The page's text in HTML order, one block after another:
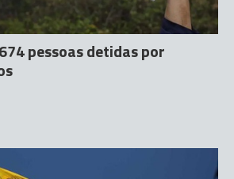
pessoas detidas por